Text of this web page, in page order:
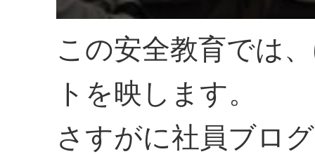
この安全教育では
トを映します。
さすがに社員ブロ